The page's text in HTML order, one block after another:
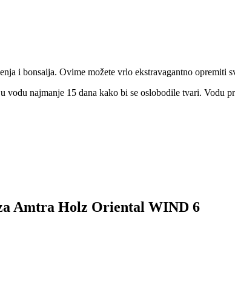
i bonsaija. Ovime možete vrlo ekstravagantno opremiti
vodu najmanje 15 dana kako bi se oslobodile tvari. Vodu
Amtra Holz Oriental WIND 6